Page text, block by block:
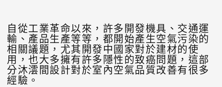
自從工業革命以來，許多開發機具、交通運
輸、產品生產等等，都開始產生空氣污染的
相關議題，尤其開發中國家對於建材的使
用，也大多擁有許多隱性的致癌問題，這部
分沐澐間設計對於室內空氣品質改善有很多
經驗。